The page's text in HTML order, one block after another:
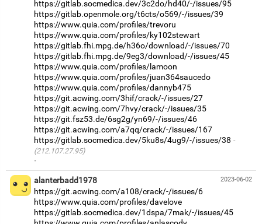
https://gitlab.socmedica.dev/3c2do/hd40/-/issues/95
https://gitlab.openmole.org/t6cts/o569/-/issues/39
https://www.quia.com/profiles/trevoru
https://www.quia.com/profiles/ky102stewart
https://gitlab.fhi.mpg.de/h36o/download/-/issues/70
https://gitlab.fhi.mpg.de/9eg3/download/-/issues/45
https://www.quia.com/profiles/lamoon
https://www.quia.com/profiles/juan364saucedo
https://www.quia.com/profiles/dannyb475
https://git.acwing.com/3hif/crack/-/issues/27
https://git.acwing.com/7hvy/crack/-/issues/35
https://git.fsz53.de/6sg2g/yn69/-/issues/46
https://git.acwing.com/a7qq/crack/-/issues/167
https://gitlab.socmedica.dev/5ku8s/4ug9/-/issues/38
(212.107.27.95)
·
2023-06-02
alanterbadd1978
https://git.acwing.com/a108/crack/-/issues/6
https://www.quia.com/profiles/davelove
https://gitlab.socmedica.dev/1dspa/7mak/-/issues/45